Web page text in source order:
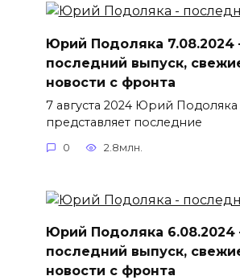
Юрий Подоляка 7.08.2024
последний выпуск,
новости с фронта
7 августа 2024 Юрий Подоляка
представляет последние
0 2.8млн.
Юрий Подоляка
последний выпуск,
новости с фронта